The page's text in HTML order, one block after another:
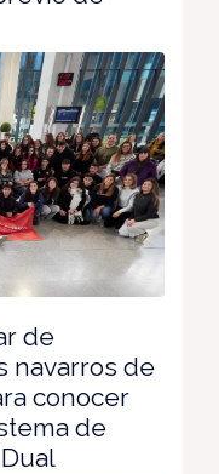
de
navarros de
conocer
de